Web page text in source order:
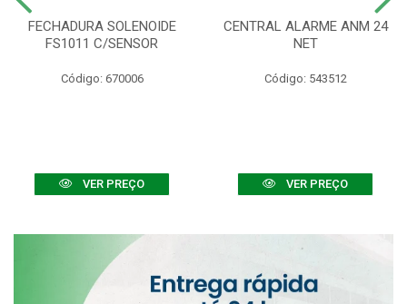
FECHADURA SOLENOIDE
FS1011 C/SENSOR
Código: 670006
VER PREÇO
CENTRAL ALARME ANM 24
NET
Código: 543512
VER PREÇO